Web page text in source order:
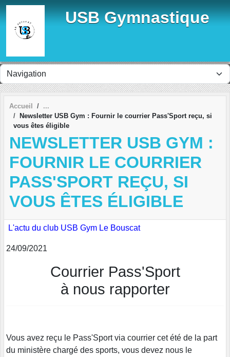
USB Gymnastique
Accueil
Newsletter USB Gym : Fournir le courrier Pass'Sport reçu, si
vous êtes éligible
NEWSLETTER USB GYM :
FOURNIR LE COURRIER
PASS'SPORT REÇU, SI
VOUS ÊTES ÉLIGIBLE
L'actu du club USB Gym Le Bouscat
24/09/2021
Courrier Pass'Sport
à nous rapporter
Vous avez reçu le Pass'Sport via courrier cet été de la part
du ministère chargé des sports, vous devez nous le
Panneau de gestion des cookies